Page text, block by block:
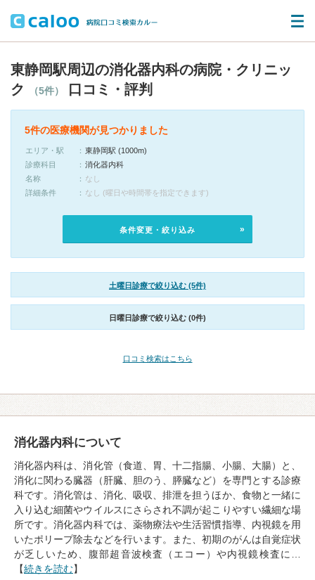
東静岡駅周辺の消化器内科の病院・クリニッ
ク
（5件） 口コミ・評判
5件の医療機関が見つかりました
エリア・駅
東静岡駅 (1000m)
診療科目
消化器内科
名称
なし
詳細条件
なし (曜日や時間帯を指定できます)
条件変更・絞り込み
土曜日診療で絞り込む (5件)
日曜日診療で絞り込む (0件)
口コミ検索はこちら
消化器内科について
消化器内科は、消化管（食道、胃、十二指腸、小腸、大腸）と、
消化に関わる臓器（肝臓、胆のう、膵臓など）を専門とする診療
科です。消化管は、消化、吸収、排泄を担うほか、食物と一緒に
入り込む細菌やウイルスにさらされ不調が起こりやすい繊細な場
所です。消化器内科では、薬物療法や生活習慣指導、内視鏡を用
いたポリープ除去などを行います。また、初期のがんは自覚症状
が乏しいため、腹部超音波検査（エコー）や内視鏡検査に…
【続きを読む】